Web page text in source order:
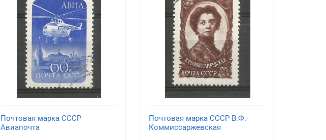
Почтовая марка СССР
Авиапочта
Почтовая марка СССР В.Ф.
Коммиссаржевская